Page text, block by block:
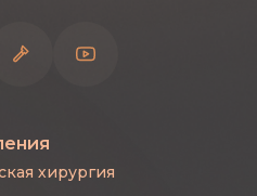
пилинг в клинике
удобное время для
и ответит на ваши
хирургия